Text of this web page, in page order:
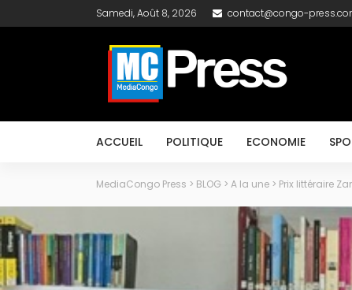
Samedi, Août 8, 2026 contact@congo-
ACCUEIL POLITIQUE ECONOMIE
MediaCongo Press > BLOG > A la une > Prix littéraire